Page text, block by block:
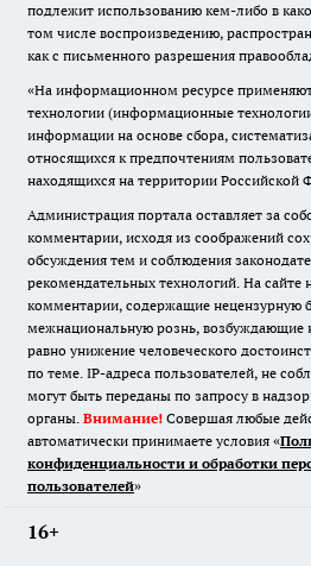
подлежит использованию кем-либо в
том числе воспроизведению,
как с письменного разрешения
«На информационном ресурсе
технологии (информационные
информации на основе сбора,
относящихся к предпочтениям
находящихся на территории Российской
Администрация портала оставляет за
комментарии, исходя из соображений
обсуждения тем и соблюдения
рекомендательных технологий. На сайте
комментарии, содержащие нецензурную
межнациональную рознь, возбуждающие
равно унижение человеческого
по теме. IP-адреса пользователей, не
могут быть переданы по запросу в
органы. Внимание! Совершая любые
автоматически принимаете условия «
конфиденциальности и обработки
пользователей»
16+